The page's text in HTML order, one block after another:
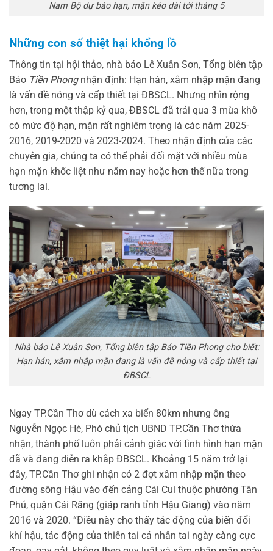
Nam Bộ dự báo hạn, mặn kéo dài tới tháng 5
Những con số thiệt hại khổng lồ
Thông tin tại hội thảo, nhà báo Lê Xuân Sơn, Tổng biên tập
Báo Tiền Phongnhận định: Hạn hán, xâm nhập mặn đang
là vấn đề nóng và cấp thiết tại ĐBSCL. Nhưng nhìn rộng
hơn, trong một thập kỷ qua, ĐBSCL đã trải qua 3 mùa khô
có mức độ hạn, mặn rất nghiêm trọng là các năm 2025-
2016, 2019-2020 và 2023-2024. Theo nhận định của các
chuyên gia, chúng ta có thể phải đối mặt với nhiều mùa
hạn mặn khốc liệt như năm nay hoặc hơn thế nữa trong
tương lai.
Nhà báo Lê Xuân Sơn, Tổng biên tập Báo Tiền Phong cho biết:
Hạn hán, xâm nhập mặn đang là vấn đề nóng và cấp thiết tại
ĐBSCL
Ngay TP.Cần Thơ dù cách xa biển 80km nhưng ông
Nguyễn Ngọc Hè, Phó chủ tịch UBND TP.Cần Thơ thừa
nhận, thành phố luôn phải cảnh giác với tình hình hạn mặn
đã và đang diễn ra khắp ĐBSCL. Khoảng 15 năm trở lại
đây, TP.Cần Thơ ghi nhận có 2 đợt xâm nhập mặn theo
đường sông Hậu vào đến cảng Cái Cui thuộc phường Tân
Phú, quận Cái Răng (giáp ranh tỉnh Hậu Giang) vào năm
2016 và 2020. “Điều này cho thấy tác động của biến đổi
khí hậu, tác động của thiên tai cả nhân tai ngày càng cực